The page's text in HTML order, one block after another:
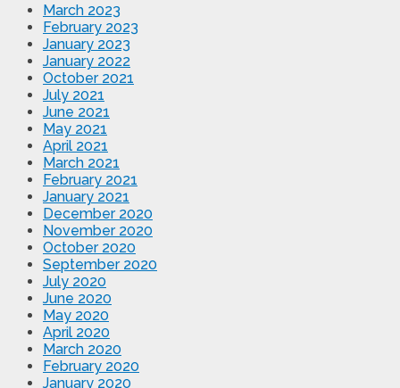
March 2023
February 2023
January 2023
January 2022
October 2021
July 2021
June 2021
May 2021
April 2021
March 2021
February 2021
January 2021
December 2020
November 2020
October 2020
September 2020
July 2020
June 2020
May 2020
April 2020
March 2020
February 2020
January 2020